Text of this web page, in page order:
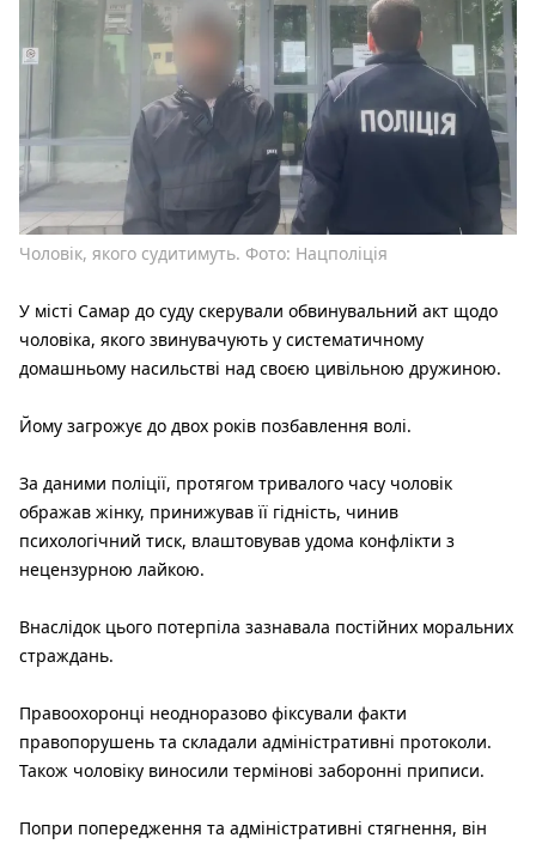
Чоловік, якого судитимуть. Фото: Нацполіція
У місті Самар до суду скерували обвинувальний акт щодо
чоловіка, якого звинувачують у систематичному
домашньому насильстві над своєю цивільною дружиною.
Йому загрожує до двох років позбавлення волі.
За даними поліції, протягом тривалого часу чоловік
ображав жінку, принижував її гідність, чинив
психологічний тиск, влаштовував удома конфлікти з
нецензурною лайкою.
Внаслідок цього потерпіла зазнавала постійних моральних
страждань.
Правоохоронці неодноразово фіксували факти
правопорушень та складали адміністративні протоколи.
Також чоловіку виносили термінові заборонні приписи.
Попри попередження та адміністративні стягнення, він